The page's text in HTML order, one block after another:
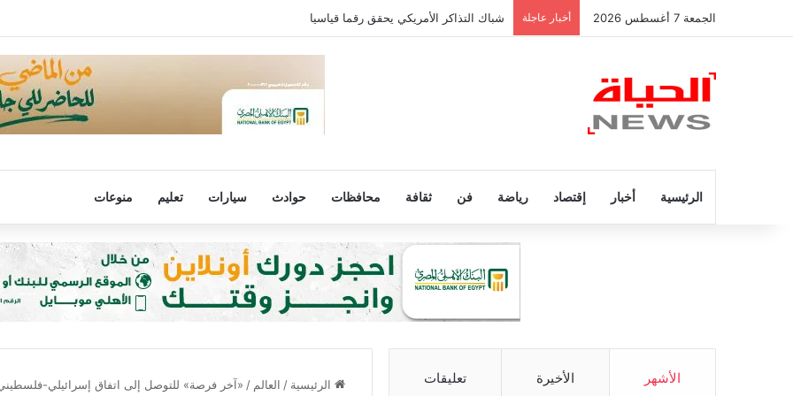
الجمعة 7 أغسطس 2026 أخبار عاجلة شباك التذاكر الأمريكي يحقق رقما قياسيا
الرئيسية أخبار إقتصاد رياضة فن ثقافة محافظات حوادث سيارات تعليم منوعات
الرئيسية / العالم / «آخر فرصة» للتوصل إلى اتفاق إسرائيلي- الأشهر الأخيرة تعليقات